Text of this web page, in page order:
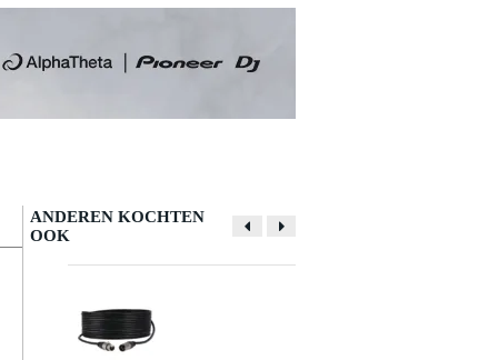
ANDEREN KOCHTEN
OOK